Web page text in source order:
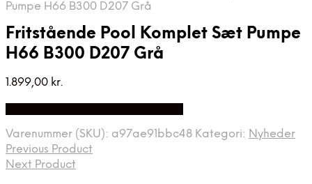
Pumpe H66 B300 D207 Grå
Fritstående Pool Komplet Sæt Pumpe
H66 B300 D207 Grå
1.899,00 kr.
Varenummer (SKU): a97ae91bbc48 Kategori: Nyheder
Previous Product
Next Product